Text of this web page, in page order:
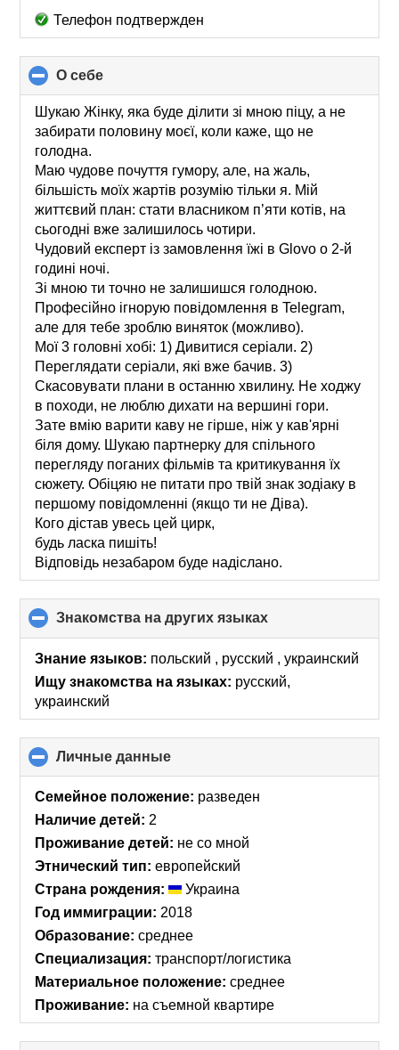
Телефон подтвержден
О себе
to
collapse
contents
Шукаю Жінку, яка буде ділити зі мною піцу, а не
забирати половину моєї, коли каже, що не
голодна.
Маю чудове почуття гумору, але, на жаль,
більшість моїх жартів розумію тільки я. Мій
життєвий план: стати власником п’яти котів, на
сьогодні вже залишилось чотири.
Чудовий експерт із замовлення їжі в Glovo о 2-й
годині ночі.
Зі мною ти точно не залишишся голодною.
Професійно ігнорую повідомлення в Telegram,
але для тебе зроблю виняток (можливо).
Мої 3 головні хобі: 1) Дивитися серіали. 2)
Переглядати серіали, які вже бачив. 3)
Скасовувати плани в останню хвилину. Не ходжу
в походи, не люблю дихати на вершині гори.
Зате вмію варити каву не гірше, ніж у кав'ярні
біля дому. Шукаю партнерку для спільного
перегляду поганих фільмів та критикування їх
сюжету. Обіцяю не питати про твій знак зодіаку в
першому повідомленні (якщо ти не Діва).
Кого дістав увесь цей цирк,
будь ласка пишіть!
Відповідь незабаром буде надіслано.
Знакомства на других языках
to
collapse
contents
Знание языков: польский , русский , украинский
Ищу знакомства на языках: русский,
украинский
Личные данные
to
collapse
Семейное положение: разведен
Наличие детей: 2
Проживание детей: не со мной
Этнический тип: европейский
Страна рождения:
Украина
Год иммиграции: 2018
Образование: среднее
Специализация: транспорт/логистика
Материальное положение: среднее
Проживание: на съемной квартире